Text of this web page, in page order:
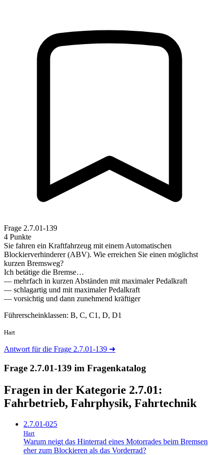
Frage 2.7.01-139
4 Punkte
Sie fahren ein Kraftfahrzeug mit einem Automatischen
Blockierverhinderer (ABV). Wie erreichen Sie einen möglichst
kurzen Bremsweg?
Ich betätige die Bremse…
— mehrfach in kurzen Abständen mit maximaler Pedalkraft
— schlagartig und mit maximaler Pedalkraft
— vorsichtig und dann zunehmend kräftiger
Führerscheinklassen: B, C, C1, D, D1
Hart
Antwort für die Frage 2.7.01-139 ➜
Frage 2.7.01-139 im Fragenkatalog
Fragen in der Kategorie 2.7.01:
Fahrbetrieb, Fahrphysik, Fahrtechnik
2.7.01-025
Hart
Warum neigt das Hinterrad eines Motorrades beim Bremsen
eher zum Blockieren als das Vorderrad?